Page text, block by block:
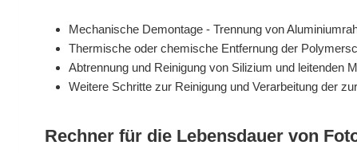
Mechanische Demontage - Trennung von
Thermische oder chemische Entfernung der
Abtrennung und Reinigung von Silizium und leitenden
Weitere Schritte zur Reinigung und Verarbeitung der
Rechner für die Lebensdauer von